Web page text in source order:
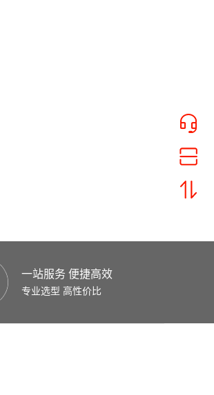
一站服务 便捷高效
专业选型 高性价比